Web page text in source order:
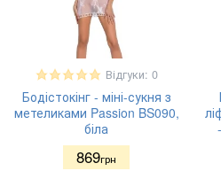
Відгуки: 0
Бодістокінг - міні-сукня з
метеликами Passion BS090,
біла
869грн